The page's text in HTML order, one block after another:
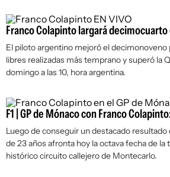
Franco Colapinto largará decimocuarto
El piloto argentino mejoró el decimonoveno
libres realizadas más temprano y superó la
domingo a las 10, hora argentina.
F1 | GP de Mónaco con Franco
Luego de conseguir un destacado resultado
de 23 años afronta hoy la octava fecha de
histórico circuito callejero de Montecarlo.